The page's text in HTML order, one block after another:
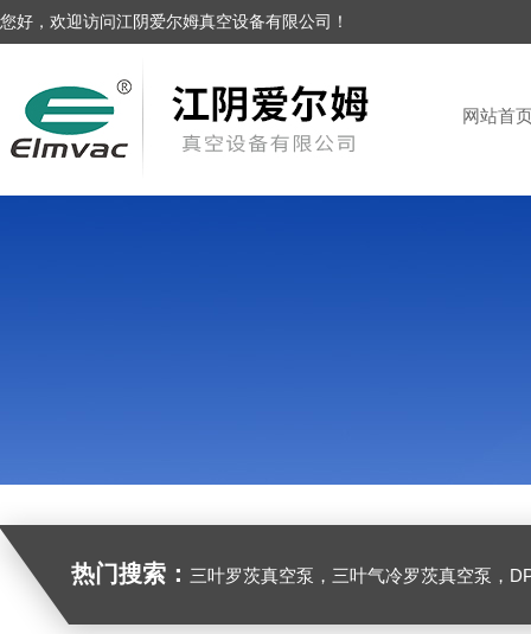
您好，欢迎访问江阴爱尔姆真空设备有限公司！
网站首
热门搜索： 三叶罗茨真空泵，三叶气冷罗茨真空泵，